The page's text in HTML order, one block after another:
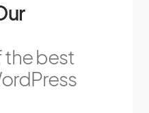
the best